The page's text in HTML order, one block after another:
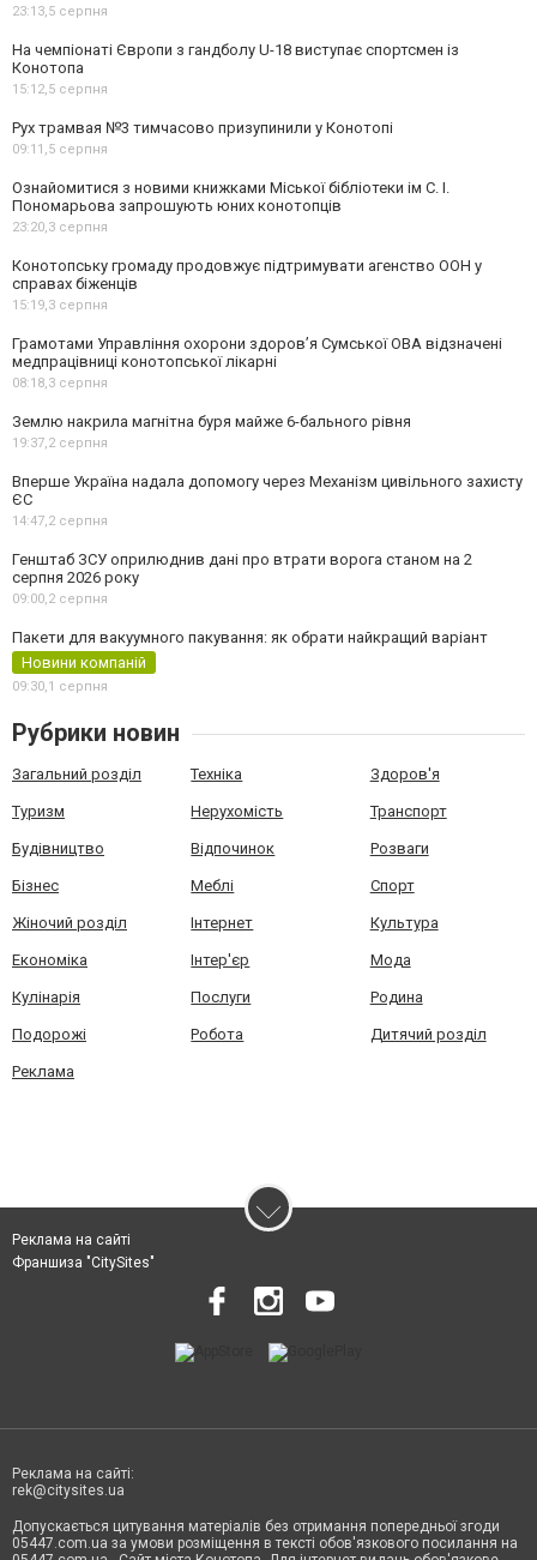
23:13,5 серпня
На чемпіонаті Європи з гандболу U-18 виступає спортсмен із
Конотопа
15:12,5 серпня
Рух трамвая №3 тимчасово призупинили у Конотопі
09:11,5 серпня
Ознайомитися з новими книжками Міської бібліотеки ім С. І.
Пономарьова запрошують юних конотопців
23:20,3 серпня
Конотопську громаду продовжує підтримувати агенство ООН у
справах біженців
15:19,3 серпня
Грамотами Управління охорони здоров’я Сумської ОВА відзначені
медпрацівниці конотопської лікарні
08:18,3 серпня
Землю накрила магнітна буря майже 6-бального рівня
19:37,2 серпня
Вперше Україна надала допомогу через Механізм цивільного захисту
ЄС
14:47,2 серпня
Генштаб ЗСУ оприлюднив дані про втрати ворога станом на 2
серпня 2026 року
09:00,2 серпня
Пакети для вакуумного пакування: як обрати найкращий варіант
Новини компаній
09:30,1 серпня
Рубрики новин
Загальний розділ Техніка Здоров'я
Туризм Нерухомість Транспорт
Будівництво Відпочинок Розваги
Бізнес Меблі Спорт
Жіночий розділ Інтернет Культура
Економіка Інтер'єр Мода
Кулінарія Послуги Родина
Подорожі Робота Дитячий розділ
Реклама
Реклама на сайті
Франшиза "CitySites"
Реклама на сайті:
rek@citysites.ua
Допускається цитування матеріалів без отримання попередньої згоди
05447.com.ua за умови розміщення в тексті обов'язкового посилання на